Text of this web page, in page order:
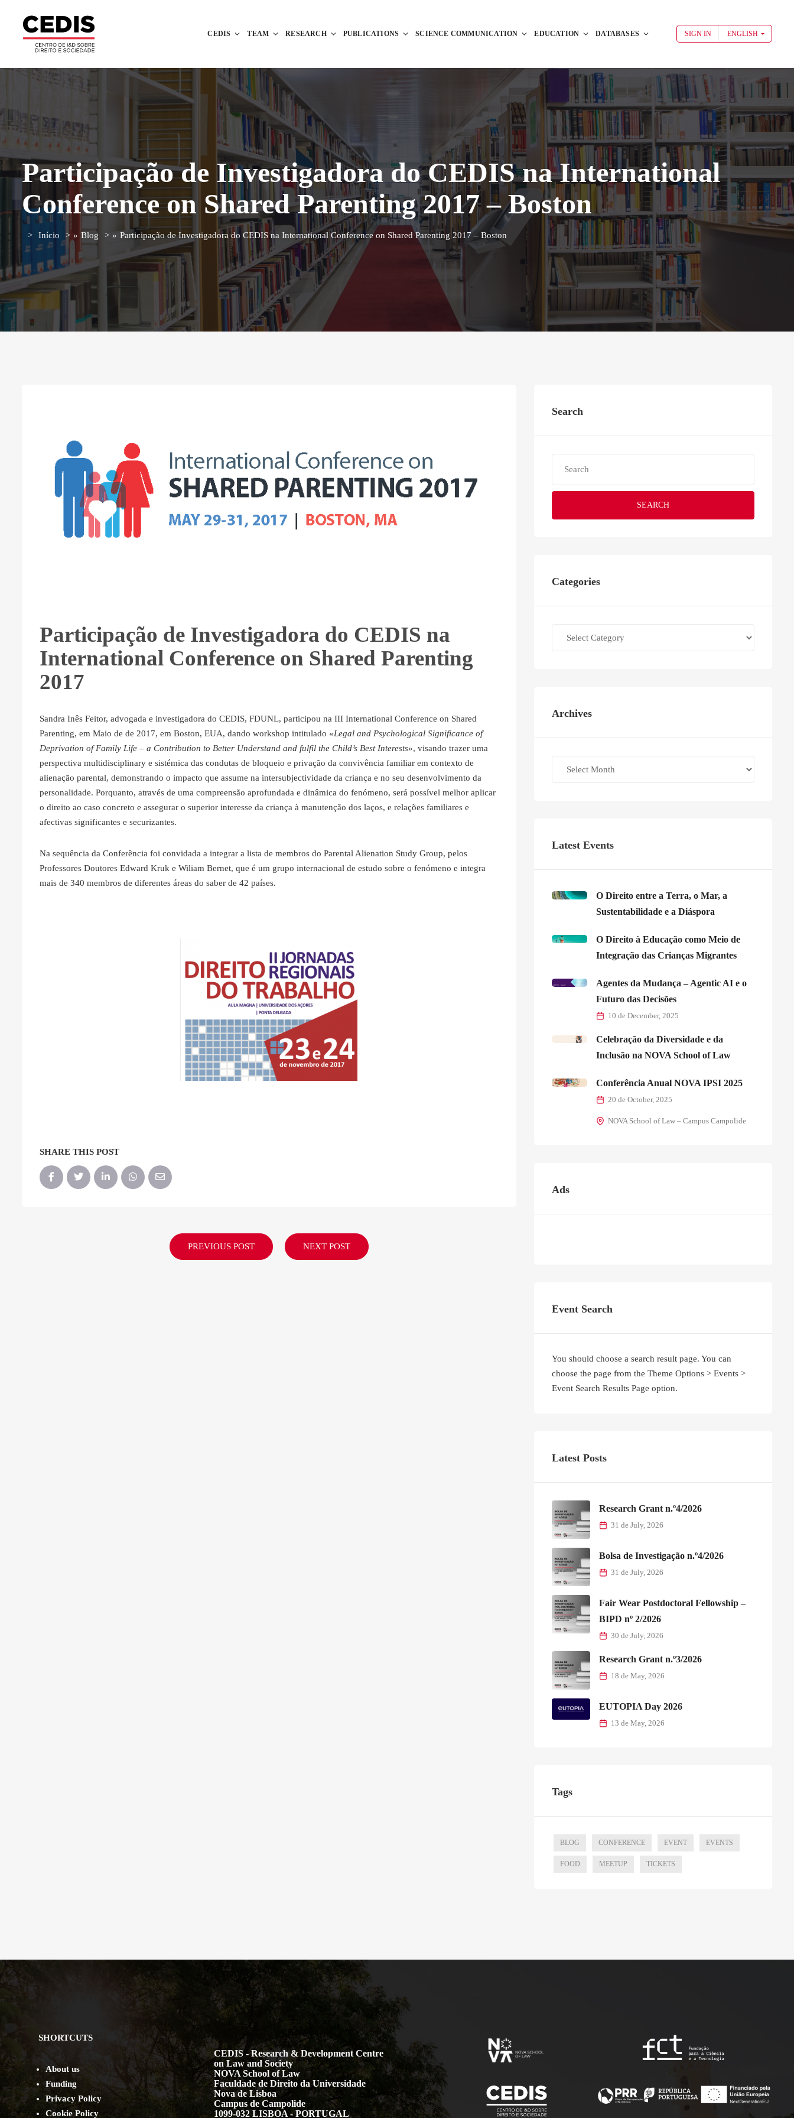
CEDIS TEAM RESEARCH PUBLICATIONS SCIENCE COMMUNICATION EDUCATION DATABASES SIGN IN ENGLISH
Participação de Investigadora do CEDIS na International
Conference on Shared Parenting 2017 – Boston
Início » Blog » Participação de Investigadora do CEDIS na International Conference on Shared Parenting 2017 – Boston
Participação de Investigadora do CEDIS na
International Conference on Shared Parenting
2017
Sandra Inês Feitor, advogada e investigadora do CEDIS, FDUNL, participou na III International Conference on Shared
Parenting, em Maio de de 2017, em Boston, EUA, dando workshop intitulado «Legal and Psychological Significance of
Deprivation of Family Life – a Contribution to Better Understand and fulfil the Child’s Best Interests», visando trazer uma
perspectiva multidisciplinary e sistémica das condutas de bloqueio e privação da convivência familiar em contexto de
alienação parental, demonstrando o impacto que assume na intersubjectividade da criança e no seu desenvolvimento da
personalidade. Porquanto, através de uma compreensão aprofundada e dinâmica do fenómeno, será possível melhor aplicar
o direito ao caso concreto e assegurar o superior interesse da criança à manutenção dos laços, e relações familiares e
afectivas significantes e securizantes.
Na sequência da Conferência foi convidada a integrar a lista de membros do Parental Alienation Study Group, pelos
Professores Doutores Edward Kruk e Wiliam Bernet, que é um grupo internacional de estudo sobre o fenómeno e integra
mais de 340 membros de diferentes áreas do saber de 42 países.
SHARE THIS POST
PREVIOUS POST NEXT POST
Search
SEARCH
Categories
Archives
Latest Events
O Direito entre a Terra, o Mar, a
Sustentabilidade e a Diáspora
O Direito à Educação como Meio de
Integração das Crianças Migrantes
Agentes da Mudança – Agentic AI e o
Futuro das Decisões
10 de December, 2025
Celebração da Diversidade e da
Inclusão na NOVA School of Law
Conferência Anual NOVA IPSI 2025
20 de October, 2025
NOVA School of Law – Campus Campolide
Ads
Event Search
You should choose a search result page. You can
choose the page from the Theme Options > Events >
Event Search Results Page option.
Latest Posts
Research Grant n.º4/2026
31 de July, 2026
Bolsa de Investigação n.º4/2026
31 de July, 2026
Fair Wear Postdoctoral Fellowship –
BIPD nº 2/2026
30 de July, 2026
Research Grant n.º3/2026
18 de May, 2026
EUTOPIA Day 2026
13 de May, 2026
Tags
BLOG CONFERENCE EVENT EVENTS
FOOD MEETUP TICKETS
SHORTCUTS
About us
Funding
Privacy Policy
Cookie Policy
CEDIS - Research & Development Centre
on Law and Society
NOVA School of Law
Faculdade de Direito da Universidade
Nova de Lisboa
Campus de Campolide
1099-032 LISBOA - PORTUGAL